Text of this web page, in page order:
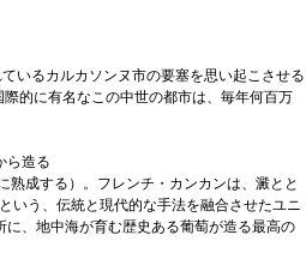
いるカルカソンヌ市の要塞を思い起こさせる
的に有名なこの中世の都市は、毎年何百万
ら造る
熟成する）。フレンチ・カンカンは、澱とと
いう、伝統と現代的な手法を融合させたユニ
、地中海が育む歴史ある葡萄が造る最高の